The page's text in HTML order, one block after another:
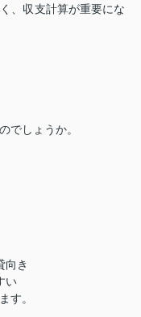
、収支計算が重要にな
でしょうか。
向き
い
す。